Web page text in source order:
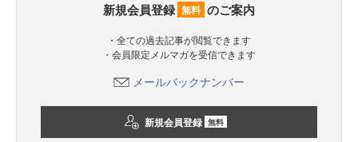
新規会員登録 無料 のご案内
・全ての過去記事が閲覧できます
・会員限定メルマガを受信できます
メールバックナンバー
新規会員登録 無料